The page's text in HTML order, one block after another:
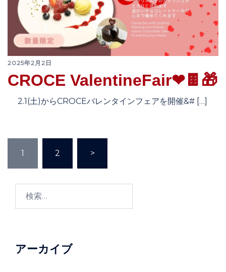
2025年2月2日
CROCE ValentineFair❤🍫🎁
2.1(土)からCROCEバレンタインフェアを開催&# […]
の
ペ
り
1 2 >
アーカイブ